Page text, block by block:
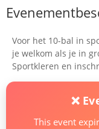
Voor het 10-bal in
je welkom als je in
Sportkleren en
❌
This event